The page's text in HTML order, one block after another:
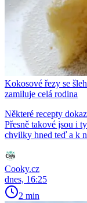
Kokosové řezy se
zamiluje celá rodina
Některé recepty
Přesně takové jsou i
chvilky hned teď a k
Cooky.cz
dnes, 16:25
2 min